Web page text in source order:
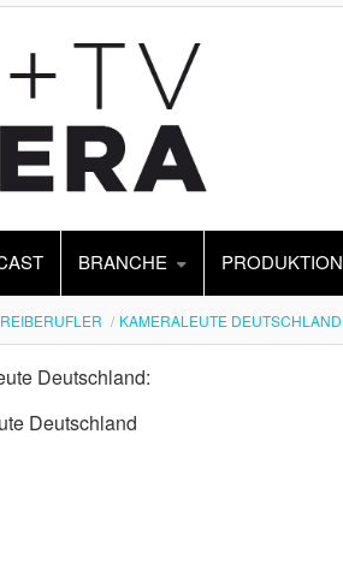
BRANCHE PRODUKTION
KAMERALEUTE DEUTSCHLAND
Deutschland:
Deutschland